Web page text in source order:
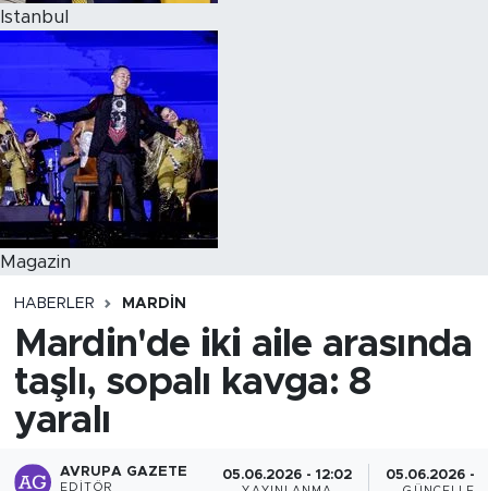
Istanbul
Magazin
HABERLER MARDIN
Mardin'de iki aile arasında
taşlı, sopalı kavga: 8
yaralı
AVRUPA GAZETE
EDITÖR
05.06.2026 - 12:02 05.06.2026 -